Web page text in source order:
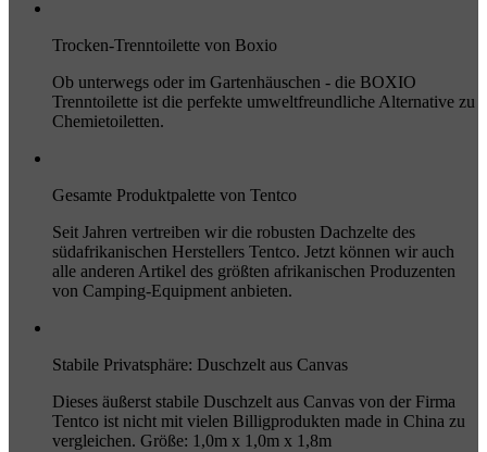
Trocken-Trenntoilette von Boxio
Ob unterwegs oder im Gartenhäuschen - die BOXIO
Trenntoilette ist die perfekte umweltfreundliche Alternative zu
Chemietoiletten.
Gesamte Produktpalette von Tentco
Seit Jahren vertreiben wir die robusten Dachzelte des
südafrikanischen Herstellers Tentco. Jetzt können wir auch
alle anderen Artikel des größten afrikanischen Produzenten
von Camping-Equipment anbieten.
Stabile Privatsphäre: Duschzelt aus Canvas
Dieses äußerst stabile Duschzelt aus Canvas von der Firma
Tentco ist nicht mit vielen Billigprodukten made in China zu
vergleichen. Größe: 1,0m x 1,0m x 1,8m